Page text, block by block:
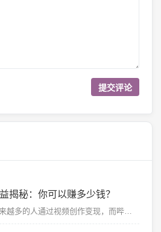
揭秘：你可以赚多少钱？
在当今的互联网时代，越来越多的人通过视频创作变现，而哔哩哔哩（B站）作为中国最受年轻人欢迎的弹幕视频...